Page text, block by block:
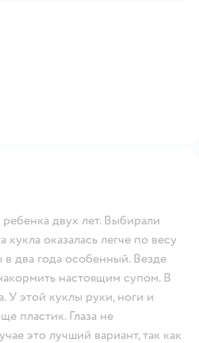
двух лет. Выбирали
оказалась легче по весу
два года особенный. Везде
настоящим супом. В
У этой куклы руки, ноги и
пластик. Глаза не
это лучший вариант, так как